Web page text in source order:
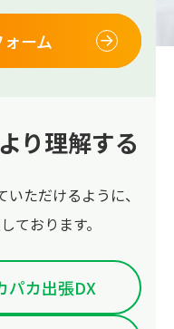
ーム
り理解する
ただけるように、
ております。
パカ出張DX